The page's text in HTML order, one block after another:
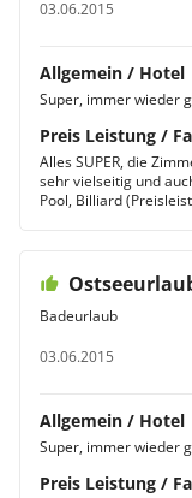
03.06.2015
Allgemein / Hotel
Super, immer wieder
Preis Leistung /
Alles SUPER, die
sehr vielseitig und
Pool, Billiard
Badeurlaub
03.06.2015
Allgemein / Hotel
Super, immer wieder
Preis Leistung /